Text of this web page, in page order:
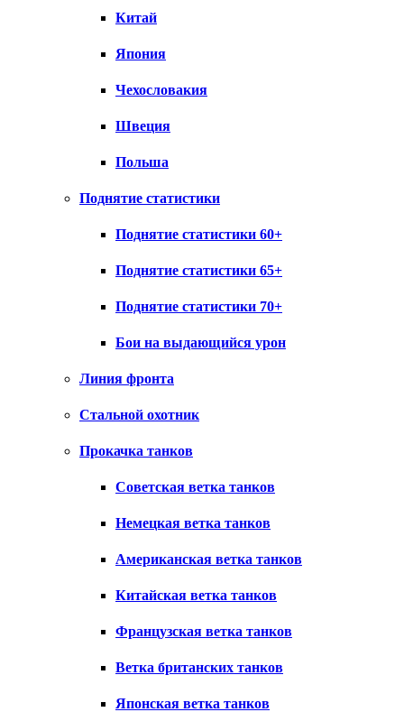
Китай
Япония
Чехословакия
Швеция
Польша
Поднятие статистики
Поднятие статистики 60+
Поднятие статистики 65+
Поднятие статистики 70+
Бои на выдающийся урон
Линия фронта
Стальной охотник
Прокачка танков
Советская ветка танков
Немецкая ветка танков
Американская ветка танков
Китайская ветка танков
Французская ветка танков
Ветка британских танков
Японская ветка танков